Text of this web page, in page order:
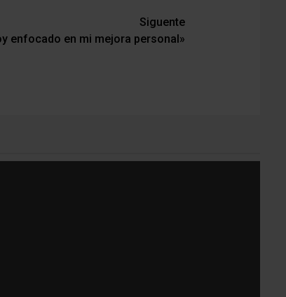
Siguente
enfocado en mi mejora personal»